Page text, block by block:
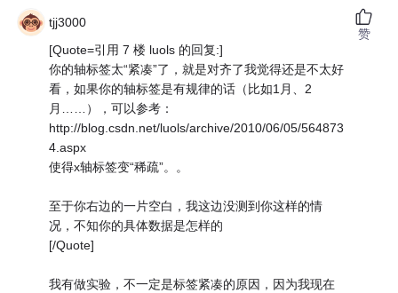
tjj3000
[Quote=引用 7 楼 luols 的回复:]
你的轴标签太“紧凑”了，就是对齐了我觉得还是不太好
看，如果你的轴标签是有规律的话（比如1月、2
月……），可以参考：
http://blog.csdn.net/luols/archive/2010/06/05/564873
4.aspx
使得x轴标签变“稀疏”。。
至于你右边的一片空白，我这边没测到你这样的情
况，不知你的具体数据是怎样的
[/Quote]
我有做实验，不一定是标签紧凑的原因，因为我现在
赞